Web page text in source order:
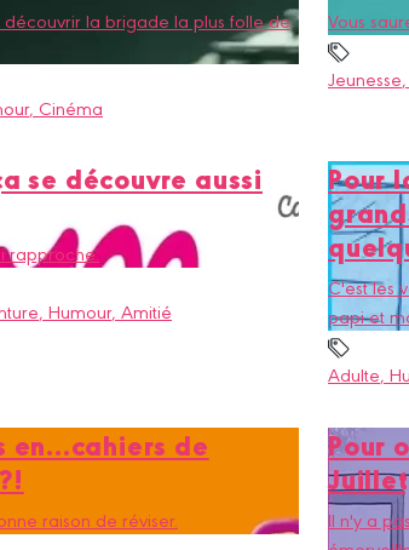
découvrir la brigade la plus folle de
, Cinéma
Vous
Jeunesse
se découvre aussi
rapproche.
, Humour, Amitié
Pour
C'est les
papi et
Adulte,
en...cahiers de
raison de réviser.
Pour
Il n'y a